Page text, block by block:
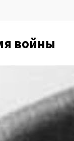
войны